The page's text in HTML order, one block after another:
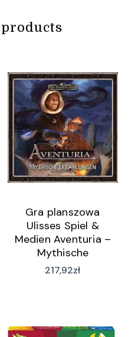
Gra planszowa
Ulisses Spiel &
Medien Aventuria –
Mythische
Geschichten Box
217,92zł